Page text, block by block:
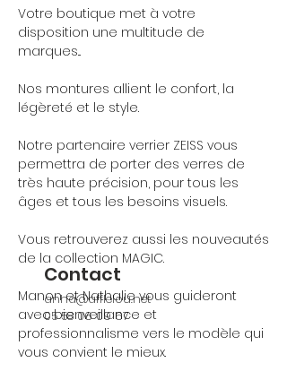
Votre boutique met à votre
disposition une multitude de
marques...
Nos montures allient le confort, la
légèreté et le style.
Notre partenaire verrier ZEISS vous
permettra de porter des verres de
très haute précision, pour tous les
âges et tous les besoins visuels.
Vous retrouverez aussi les nouveautés
de la collection MAGIC.
Manon et Nathalie vous guideront
avec bienveillance et
professionnalisme vers le modèle qui
vous convient le mieux.
Contact
anha@afflelou.net
05 58 06 09 67